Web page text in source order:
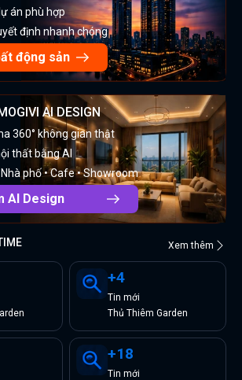
án phù hợp
định nhanh chóng
động sản
AI DESIGN
360° không gian thật
thất bằng AI
Nhà phố • Cafe • Showroom
AI Design
Xem thêm
+4
Tin mới
Thủ Thiêm Garden
+18
Tin mới